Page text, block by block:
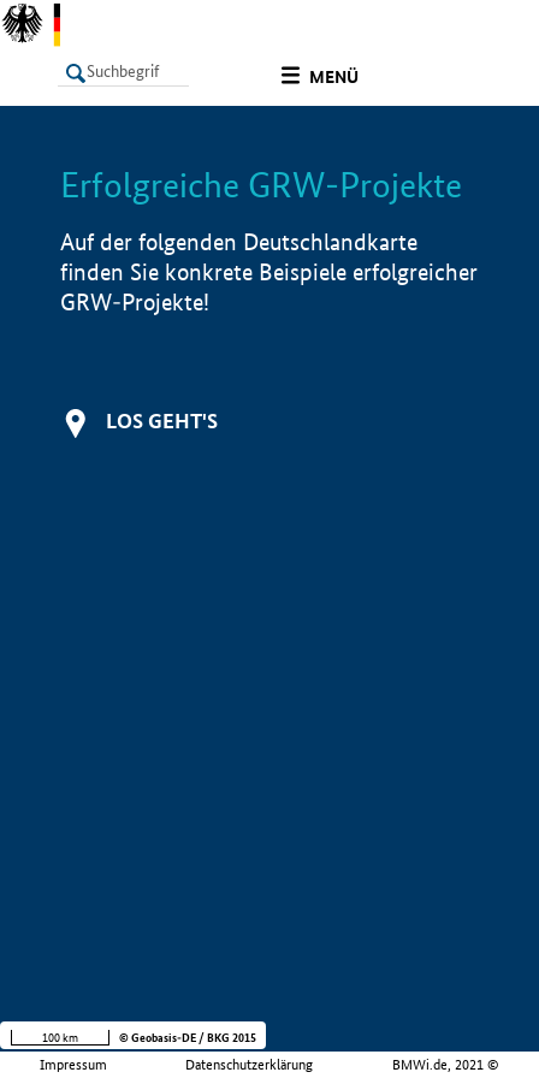
MENÜ
LISTE Info
Erfolgreiche GRW-Projekte
Auf der folgenden Deutschlandkarte
finden Sie konkrete Beispiele erfolgreicher
GRW-Projekte!
LOS GEHT'S
Impressum Datenschutzerklärung BMWi.de, 2021 ©
100 km © Geobasis-DE / BKG 2015